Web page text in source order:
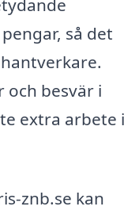
så det
och besvär i
extra arbete i
znb.se kan